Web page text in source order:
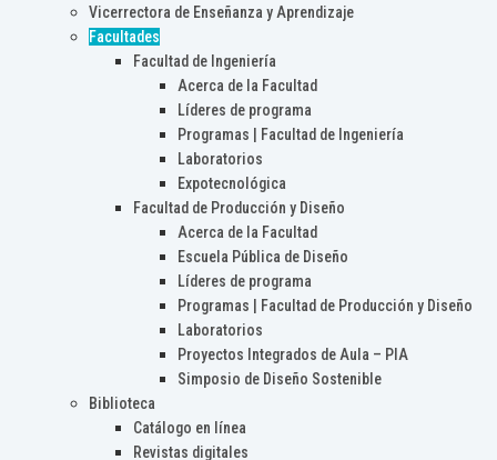
Vicerrectora de Enseñanza y Aprendizaje
Facultades
Facultad de Ingeniería
Acerca de la Facultad
Líderes de programa
Programas | Facultad de Ingeniería
Laboratorios
Expotecnológica
Facultad de Producción y Diseño
Acerca de la Facultad
Escuela Pública de Diseño
Líderes de programa
Programas | Facultad de Producción y Diseño
Laboratorios
Proyectos Integrados de Aula – PIA
Simposio de Diseño Sostenible
Biblioteca
Catálogo en línea
Revistas digitales